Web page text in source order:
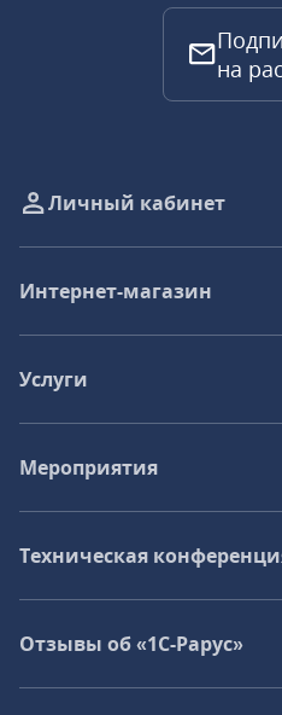
на
Личный кабинет
Интернет-магазин
Услуги
Мероприятия
Техническая
Отзывы об «1С-Рарус»